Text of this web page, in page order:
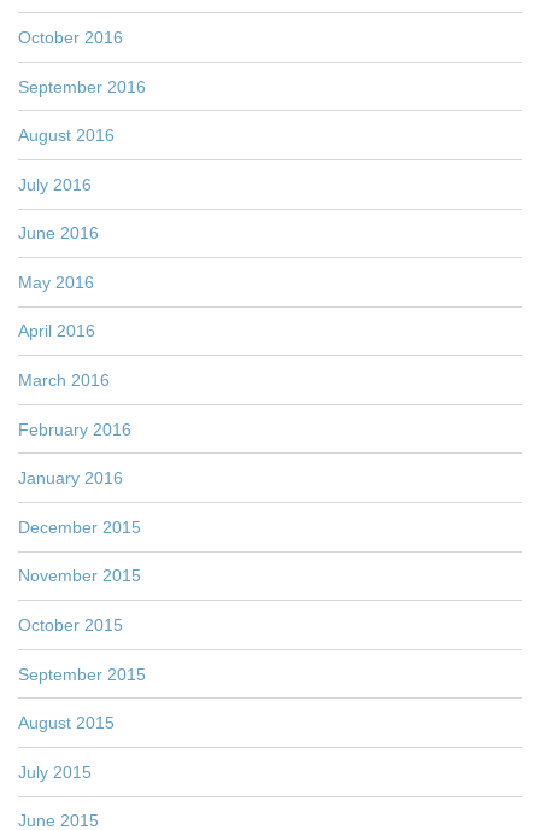
October 2016
September 2016
August 2016
July 2016
June 2016
May 2016
April 2016
March 2016
February 2016
January 2016
December 2015
November 2015
October 2015
September 2015
August 2015
July 2015
June 2015